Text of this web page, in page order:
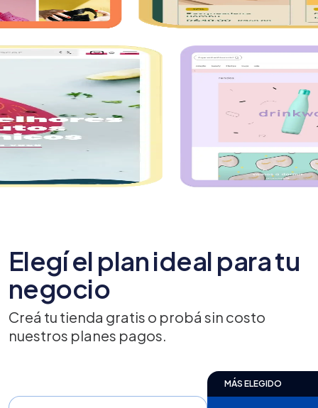
Elegí el plan ideal para tu
negocio
Creá tu tienda gratis o probá sin costo
nuestros planes pagos.
MÁS ELEGIDO